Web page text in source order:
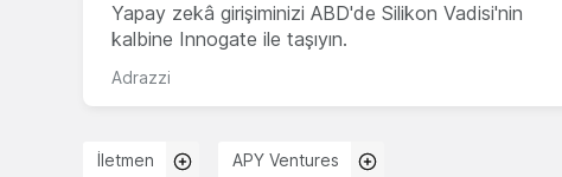
Yapay zekâ girişiminizi ABD'de Silikon Vadisi'nin
kalbine Innogate ile taşıyın.
Adrazzi
İletmen APY Ventures